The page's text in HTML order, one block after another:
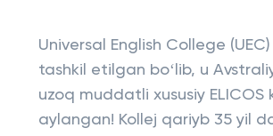
Universal English College
tashkil etilgan boʻlib, u
uzoq muddatli xususiy ELICOS
aylangan! Kollej qariyb 35 yil